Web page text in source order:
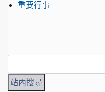
重要行事